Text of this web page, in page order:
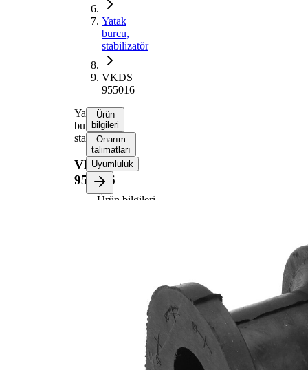
Yatak
burcu,
stabilizatör
VKDS
955016
Yatak
burcu,
stabilizatör
VKDS
955016
Ürün
bilgileri
Onarım
talimatları
Uyumluluk
Ürün bilgileri